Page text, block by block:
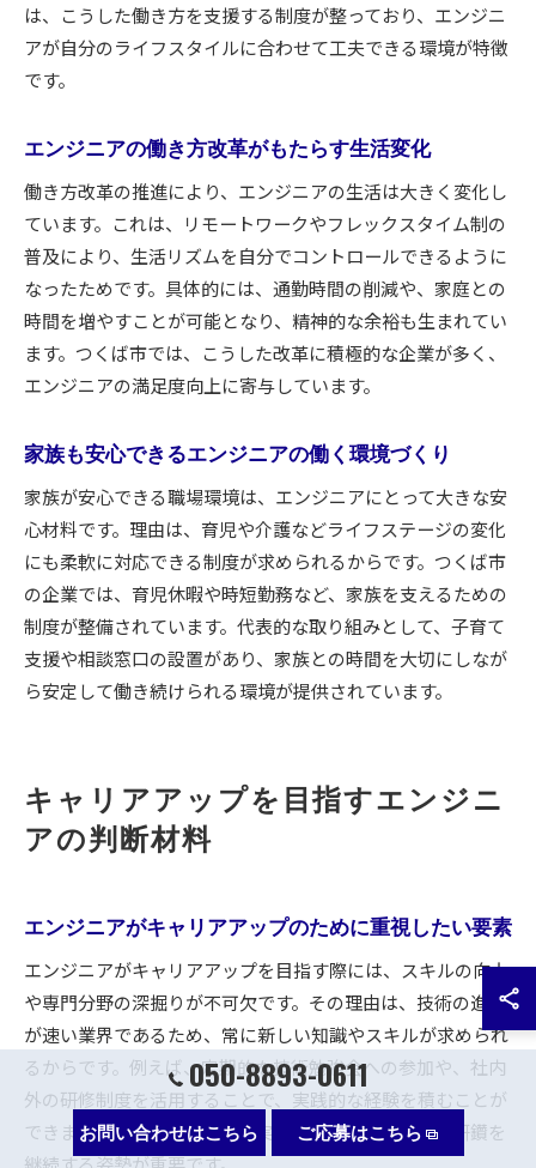
は、こうした働き方を支援する制度が整っており、エンジニ
アが自分のライフスタイルに合わせて工夫できる環境が特徴
です。
エンジニアの働き方改革がもたらす生活変化
働き方改革の推進により、エンジニアの生活は大きく変化し
ています。これは、リモートワークやフレックスタイム制の
普及により、生活リズムを自分でコントロールできるように
なったためです。具体的には、通勤時間の削減や、家庭との
時間を増やすことが可能となり、精神的な余裕も生まれてい
ます。つくば市では、こうした改革に積極的な企業が多く、
エンジニアの満足度向上に寄与しています。
家族も安心できるエンジニアの働く環境づくり
家族が安心できる職場環境は、エンジニアにとって大きな安
心材料です。理由は、育児や介護などライフステージの変化
にも柔軟に対応できる制度が求められるからです。つくば市
の企業では、育児休暇や時短勤務など、家族を支えるための
制度が整備されています。代表的な取り組みとして、子育て
支援や相談窓口の設置があり、家族との時間を大切にしなが
ら安定して働き続けられる環境が提供されています。
キャリアアップを目指すエンジニ
アの判断材料
エンジニアがキャリアアップのために重視したい要素
エンジニアがキャリアアップを目指す際には、スキルの向上
や専門分野の深掘りが不可欠です。その理由は、技術の進化
が速い業界であるため、常に新しい知識やスキルが求められ
るからです。例えば、定期的な技術勉強会への参加や、社内
外の研修制度を活用することで、実践的な経験を積むことが
できます。キャリアアップを実現するためには、自己研鑽を
050-8893-0611
お問い合わせはこちら ご応募はこちら